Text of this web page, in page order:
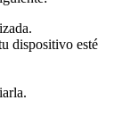
dispositivo esté